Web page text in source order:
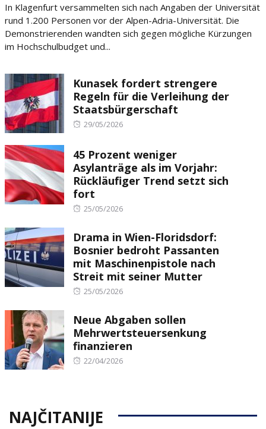
In Klagenfurt versammelten sich nach Angaben der Universität
rund 1.200 Personen vor der Alpen-Adria-Universität. Die
Demonstrierenden wandten sich gegen mögliche Kürzungen
im Hochschulbudget und...
Kunasek fordert strengere
Regeln für die Verleihung der
Staatsbürgerschaft
Posted
29/05/2026
45 Prozent weniger
Asylanträge als im Vorjahr:
Rückläufiger Trend setzt sich
fort
Posted
25/05/2026
Drama in Wien-Floridsdorf:
Bosnier bedroht Passanten
mit Maschinenpistole nach
Streit mit seiner Mutter
Posted
25/05/2026
Neue Abgaben sollen
Mehrwertsteuersenkung
finanzieren
Posted
22/04/2026
NAJČITANIJE